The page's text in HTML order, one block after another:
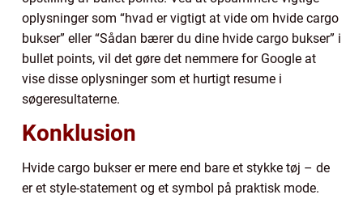
oplysninger som “hvad er vigtigt at vide om hvide cargo
bukser” eller “Sådan bærer du dine hvide cargo bukser” i
bullet points, vil det gøre det nemmere for Google at
vise disse oplysninger som et hurtigt resume i
søgeresultaterne.
Konklusion
Hvide cargo bukser er mere end bare et stykke tøj – de
er et style-statement og et symbol på praktisk mode.